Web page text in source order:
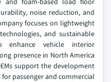
noise reduction, and
focuses on lightweight
and sustainable
enhance vehicle interior
presence in North America
support the development
passenger and commercial